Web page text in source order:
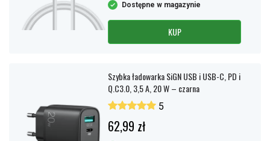
Dostępne w magazynie
KUP
Szybka ładowarka SiGN USB i USB-C, PD i
Q.C3.0, 3,5 A, 20 W – czarna
5
62,99 zł